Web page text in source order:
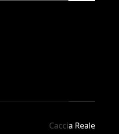
Caccia Reale